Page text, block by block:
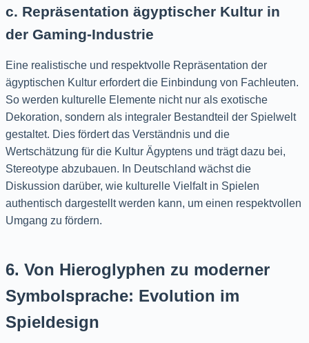
c. Repräsentation ägyptischer Kultur in
der Gaming-Industrie
Eine realistische und respektvolle Repräsentation der
ägyptischen Kultur erfordert die Einbindung von Fachleuten.
So werden kulturelle Elemente nicht nur als exotische
Dekoration, sondern als integraler Bestandteil der Spielwelt
gestaltet. Dies fördert das Verständnis und die
Wertschätzung für die Kultur Ägyptens und trägt dazu bei,
Stereotype abzubauen. In Deutschland wächst die
Diskussion darüber, wie kulturelle Vielfalt in Spielen
authentisch dargestellt werden kann, um einen respektvollen
Umgang zu fördern.
6. Von Hieroglyphen zu moderner
Symbolsprache: Evolution im
Spieldesign